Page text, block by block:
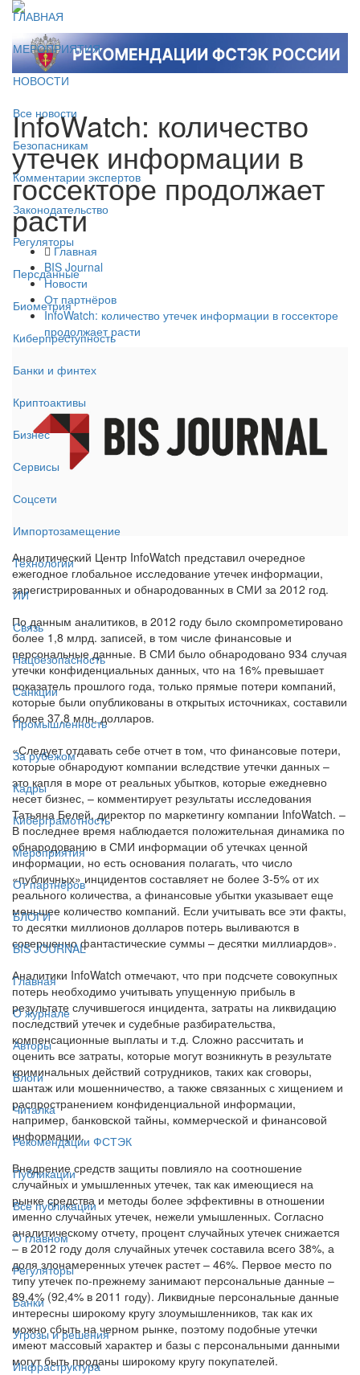
ГЛАВНАЯ
МЕРОПРИЯТИЯ
НОВОСТИ
Все новости
Безопасникам
Комментарии экспертов
Законодательство
Регуляторы
Персданные
Биометрия
Киберпреступность
Банки и финтех
Криптоактивы
Бизнес
Сервисы
Соцсети
Импортозамещение
Технологии
ИИ
Связь
Нацбезопасность
Санкции
Промышленность
За рубежом
Кадры
Киберграмотность
Мероприятия
От партнёров
БЛОГИ
BIS JOURNAL
Главная
О журнале
Авторы
Блоги
Читалка
Рекомендации ФСТЭК
Публикации
Все публикации
О главном
Регуляторы
Банки
Угрозы и решения
Инфраструктура
InfoWatch: количество
утечек информации в
госсекторе продолжает
расти
Главная
BIS Journal
Новости
От партнёров
InfoWatch: количество утечек информации в госсекторе
продолжает расти
Аналитический Центр InfoWatch представил очередное
ежегодное глобальное исследование утечек информации,
зарегистрированных и обнародованных в СМИ за 2012 год.
По данным аналитиков, в 2012 году было скомпрометировано
более 1,8 млрд. записей, в том числе финансовые и
персональные данные. В СМИ было обнародовано 934 случая
утечки конфиденциальных данных, что на 16% превышает
показатель прошлого года, только прямые потери компаний,
которые были опубликованы в открытых источниках, составили
более 37,8 млн. долларов.
«Следует отдавать себе отчет в том, что финансовые потери,
которые обнародуют компании вследствие утечки данных –
это капля в море от реальных убытков, которые ежедневно
несет бизнес, – комментирует результаты исследования
Татьяна Белей, директор по маркетингу компании InfoWatch. –
В последнее время наблюдается положительная динамика по
обнародованию в СМИ информации об утечках ценной
информации, но есть основания полагать, что число
«публичных» инцидентов составляет не более 3-5% от их
реального количества, а финансовые убытки указывает еще
меньшее количество компаний. Если учитывать все эти факты,
то десятки миллионов долларов потерь выливаются в
совершенно фантастические суммы – десятки миллиардов».
Аналитики InfoWatch отмечают, что при подсчете совокупных
потерь необходимо учитывать упущенную прибыль в
результате случившегося инцидента, затраты на ликвидацию
последствий утечек и судебные разбирательства,
компенсационные выплаты и т.д. Сложно рассчитать и
оценить все затраты, которые могут возникнуть в результате
криминальных действий сотрудников, таких как сговоры,
шантаж или мошенничество, а также связанных с хищением и
распространением конфиденциальной информации,
например, банковской тайны, коммерческой и финансовой
информации.
Внедрение средств защиты повлияло на соотношение
случайных и умышленных утечек, так как имеющиеся на
рынке средства и методы более эффективны в отношении
именно случайных утечек, нежели умышленных. Согласно
аналитическому отчету, процент случайных утечек снижается
– в 2012 году доля случайных утечек составила всего 38%, а
доля злонамеренных утечек растет – 46%. Первое место по
типу утечек по-прежнему занимают персональные данные –
89,4% (92,4% в 2011 году). Ликвидные персональные данные
интересны широкому кругу злоумышленников, так как их
можно сбыть на черном рынке, поэтому подобные утечки
имеют массовый характер и базы с персональными данными
могут быть проданы широкому кругу покупателей.